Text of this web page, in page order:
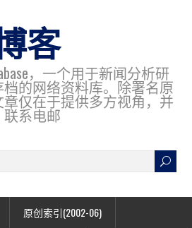
客
，一个用于新闻分析研
的网络资料库。除署名原
仅在于提供多方视角，并
系电邮
原创索引(2002-06)